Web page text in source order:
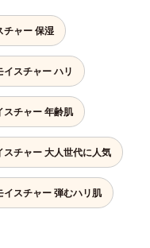
チャー 保湿
イスチャー ハリ
スチャー 年齢肌
スチャー 大人世代に人気
イスチャー 弾むハリ肌